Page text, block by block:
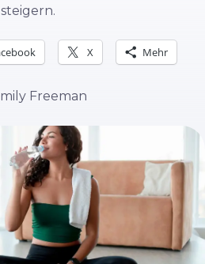
steigern.
X Mehr
Freeman